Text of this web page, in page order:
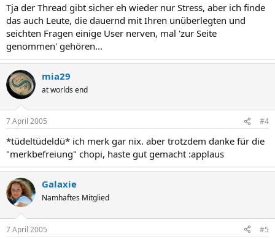
Tja der Thread gibt sicher eh wieder nur Stress, aber ich finde
das auch Leute, die dauernd mit Ihren unüberlegten und
seichten Fragen einige User nerven, mal 'zur Seite
genommen' gehören...
mia29
at worlds end
7 April 2005 #4
*tüdeltüdeldü* ich merk gar nix. aber trotzdem danke für die
"merkbefreiung" chopi, haste gut gemacht :applaus
Galaxie
Namhaftes Mitglied
7 April 2005 #5